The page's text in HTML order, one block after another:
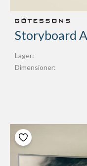
Lager:
Dimensioner: